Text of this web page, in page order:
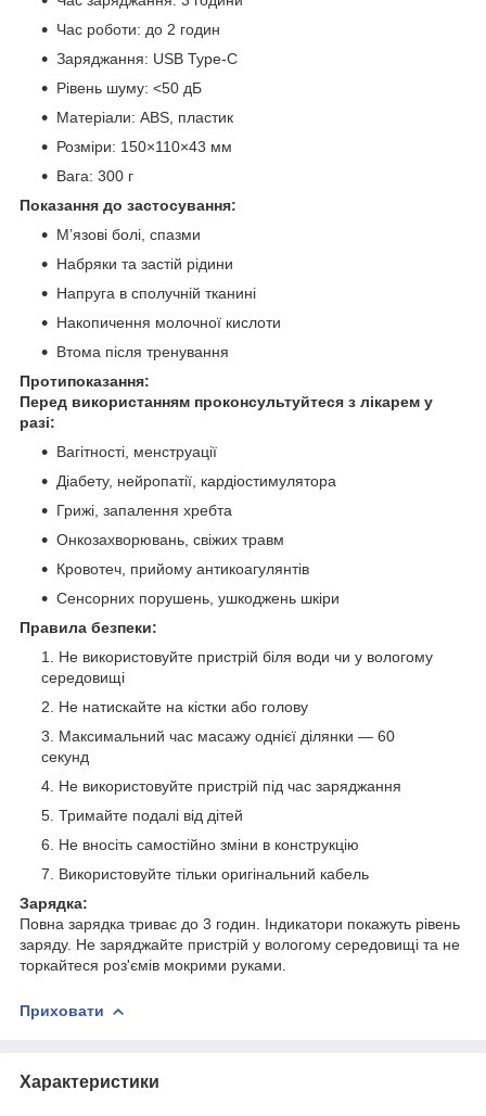
Час роботи: до 2 годин
Заряджання: USB Type-C
Рівень шуму: <50 дБ
Матеріали: ABS, пластик
Розміри: 150×110×43 мм
Вага: 300 г
Показання до застосування:
М’язові болі, спазми
Набряки та застій рідини
Напруга в сполучній тканині
Накопичення молочної кислоти
Втома після тренування
Протипоказання:
Перед використанням проконсультуйтеся з лікарем у
разі:
Вагітності, менструації
Діабету, нейропатії, кардіостимулятора
Грижі, запалення хребта
Онкозахворювань, свіжих травм
Кровотеч, прийому антикоагулянтів
Сенсорних порушень, ушкоджень шкіри
Правила безпеки:
Не використовуйте пристрій біля води чи у вологому
середовищі
Не натискайте на кістки або голову
Максимальний час масажу однієї ділянки — 60
секунд
Не використовуйте пристрій під час заряджання
Тримайте подалі від дітей
Не вносіть самостійно зміни в конструкцію
Використовуйте тільки оригінальний кабель
Зарядка:
Повна зарядка триває до 3 годин. Індикатори покажуть рівень
заряду. Не заряджайте пристрій у вологому середовищі та не
торкайтеся роз'ємів мокрими руками.
Приховати
Характеристики